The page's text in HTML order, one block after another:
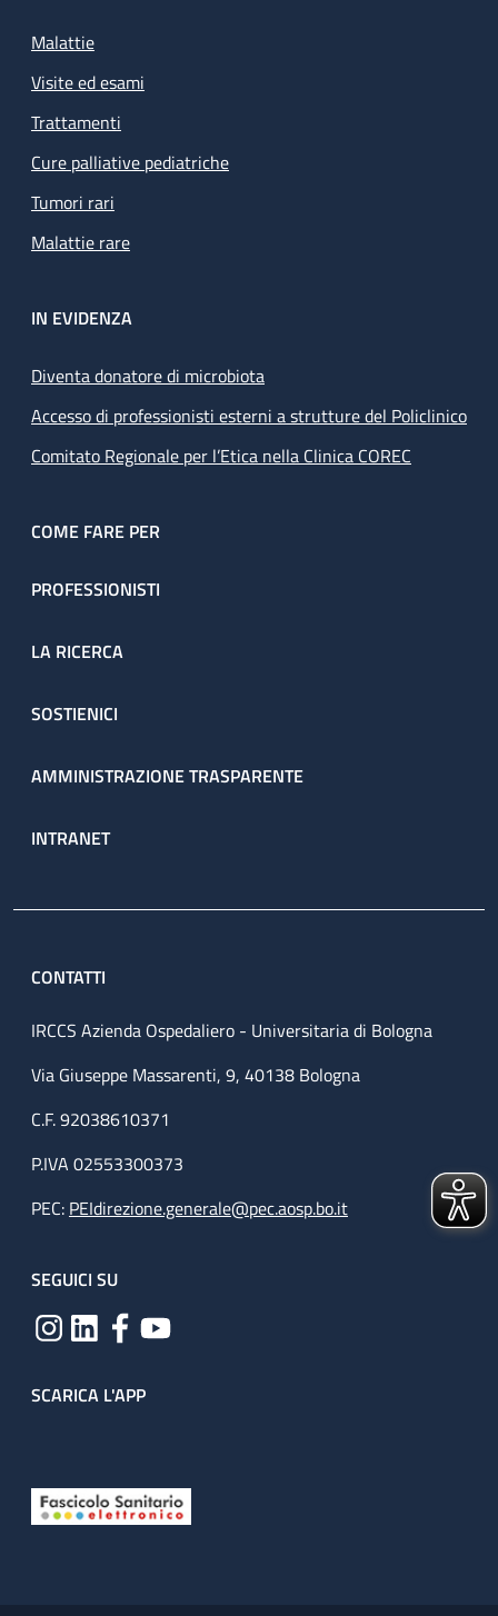
Malattie
Visite ed esami
Trattamenti
Cure palliative pediatriche
Tumori rari
Malattie rare
IN EVIDENZA
Diventa donatore di microbiota
Accesso di professionisti esterni a strutture del Policlinico
Comitato Regionale per l’Etica nella Clinica COREC
COME FARE PER
PROFESSIONISTI
LA RICERCA
SOSTIENICI
AMMINISTRAZIONE TRASPARENTE
INTRANET
CONTATTI
IRCCS Azienda Ospedaliero - Universitaria di Bologna
Via Giuseppe Massarenti, 9, 40138 Bologna
C.F. 92038610371
P.IVA 02553300373
PEC: PEIdirezione.generale@pec.aosp.bo.it
SEGUICI SU
SCARICA L'APP